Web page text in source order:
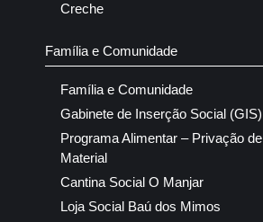
Creche
Família e Comunidade
Família e Comunidade
Gabinete de Inserção Social (GIS)
Programa Alimentar – Privação de
Material
Cantina Social O Manjar
Loja Social Baú dos Mimos